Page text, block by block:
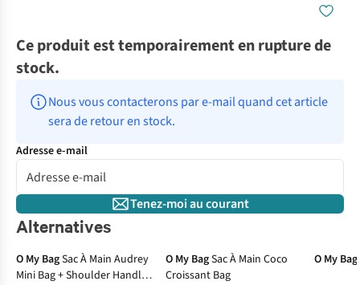
Ce produit est temporairement en rupture de
stock.
Nous vous contacterons par e-mail quand cet article
sera de retour en stock.
Adresse e-mail
Tenez-moi au courant
Alternatives
O My BagSac À Main Audrey
Mini Bag + Shoulder Handle
O My BagSac À Main Coco
Croissant Bag
O My Bag